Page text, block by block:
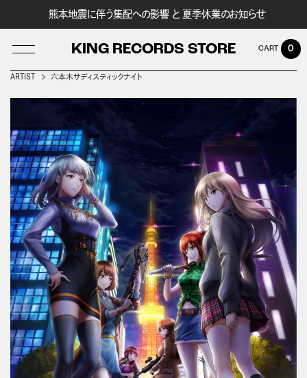
熊本地震に伴う集配への影響 と 夏季休業のお知らせ
KING RECORDS STORE
LOG IN
0
ARTIST 六本木サディスティックナイト